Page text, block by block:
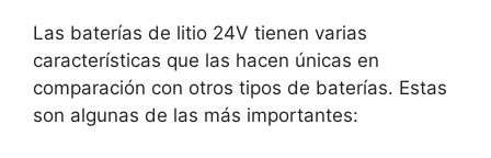
Las baterías de litio 24V tienen varias
características que las hacen únicas en
comparación con otros tipos de baterías. Estas
son algunas de las más importantes: